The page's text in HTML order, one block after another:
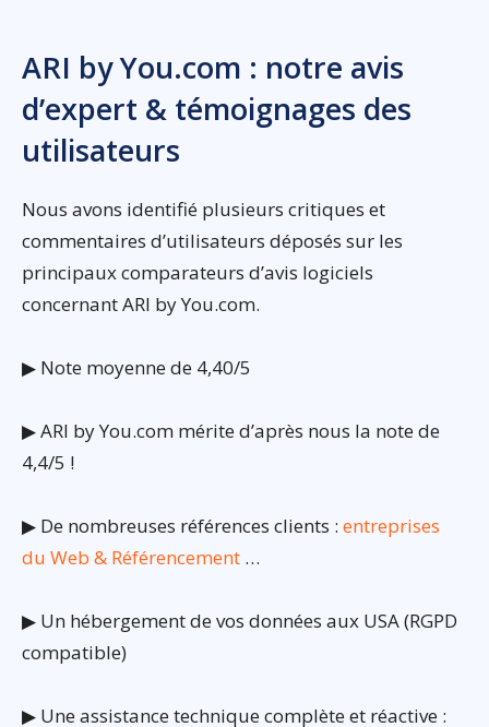
ARI by You.com : notre avis
d’expert & témoignages des
utilisateurs
Nous avons identifié plusieurs critiques et
commentaires d’utilisateurs déposés sur les
principaux comparateurs d’avis logiciels
concernant ARI by You.com.
▶ Note moyenne de 4,40/5
▶ ARI by You.com mérite d’après nous la note de
4,4/5 !
▶ De nombreuses références clients : entreprises
du Web & Référencement …
▶ Un hébergement de vos données aux USA (RGPD
compatible)
▶ Une assistance technique complète et réactive :